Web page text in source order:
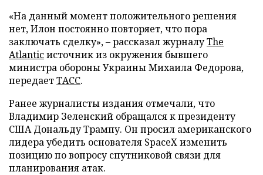
«На данный момент положительного решения
нет, Илон постоянно повторяет, что пора
заключать сделку», – рассказал журналуThe
Atlanticисточник из окружения бывшего
министра обороны Украины Михаила Федорова,
передаетТАСС.
Ранее журналисты издания отмечали, что
Владимир Зеленский обращался к президенту
США Дональду Трампу. Он просил американского
лидера убедить основателя SpaceX изменить
позицию по вопросу спутниковой связи для
планирования атак.